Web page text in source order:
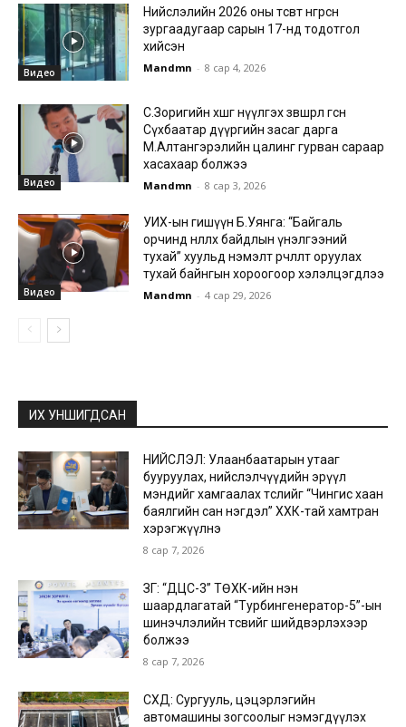
Видео
Нийслэлийн 2026 оны төсөвт өнгөрсөн
зургаадугаар сарын 17-нд тодотгол
хийсэн
Mandmn - 8 сар 4, 2026
Видео
С.Зоригийн хөшөөг нүүлгэх зөвшөөрөл өгсөн
Сүхбаатар дүүргийн засаг дарга
М.Алтангэрэлийн цалинг гурван сараар
хасахаар болжээ
Mandmn - 8 сар 3, 2026
Видео
УИХ-ын гишүүн Б.Уянга: “Байгаль
орчинд нөлөөлөх байдлын үнэлгээний
тухай” хуульд нэмэлт өөрчлөлт оруулах
тухай байнгын хороогоор хэлэлцэгдлээ
Mandmn - 4 сар 29, 2026
ИХ УНШИГДСАН
НИЙСЛЭЛ: Улаанбаатарын утааг
бууруулах, нийслэлчүүдийн эрүүл
мэндийг хамгаалах төслийг “Чингис хаан
баялгийн сан нэгдэл” ХХК-тай хамтран
хэрэгжүүлнэ
8 сар 7, 2026
ЗГ: “ДЦС-3” ТӨХК-ийн нэн
шаардлагатай “Турбингенератор-5”-ын
шинэчлэлийн төсвийг шийдвэрлэхээр
болжээ
8 сар 7, 2026
СХД: Сургууль, цэцэрлэгийн
автомашины зогсоолыг нэмэгдүүлэх